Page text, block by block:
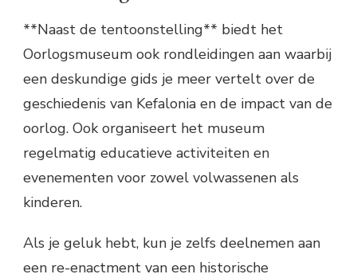
**Naast de tentoonstelling** biedt het
Oorlogsmuseum ook rondleidingen aan waarbij
een deskundige gids je meer vertelt over de
geschiedenis van Kefalonia en de impact van de
oorlog. Ook organiseert het museum
regelmatig educatieve activiteiten en
evenementen voor zowel volwassenen als
kinderen.
Als je geluk hebt, kun je zelfs deelnemen aan
een re-enactment van een historische